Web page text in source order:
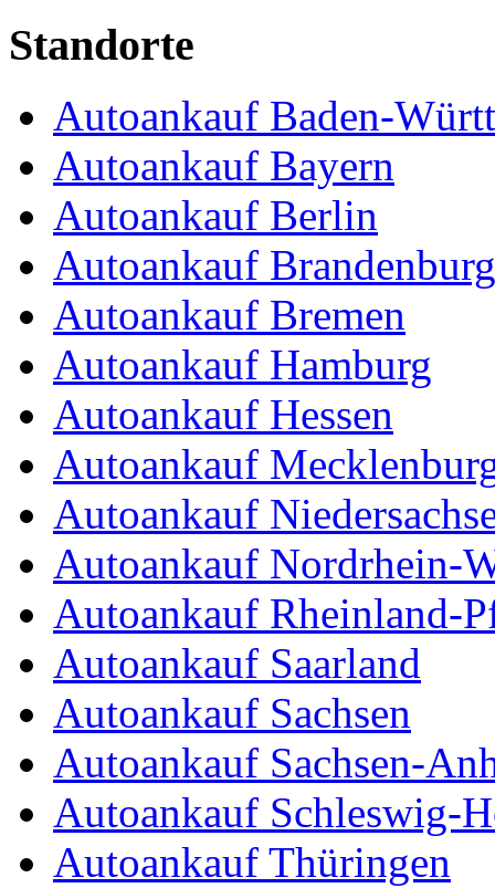
Standorte
Autoankauf Baden-
Autoankauf Bayern
Autoankauf Berlin
Autoankauf Brandenburg
Autoankauf Bremen
Autoankauf Hamburg
Autoankauf Hessen
Autoankauf
Autoankauf
Autoankauf Nordrhein-
Autoankauf Rheinland-
Autoankauf Saarland
Autoankauf Sachsen
Autoankauf Sachsen-
Autoankauf Schleswig-
Autoankauf Thüringen